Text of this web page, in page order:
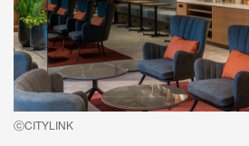
ⓒCITYLINK